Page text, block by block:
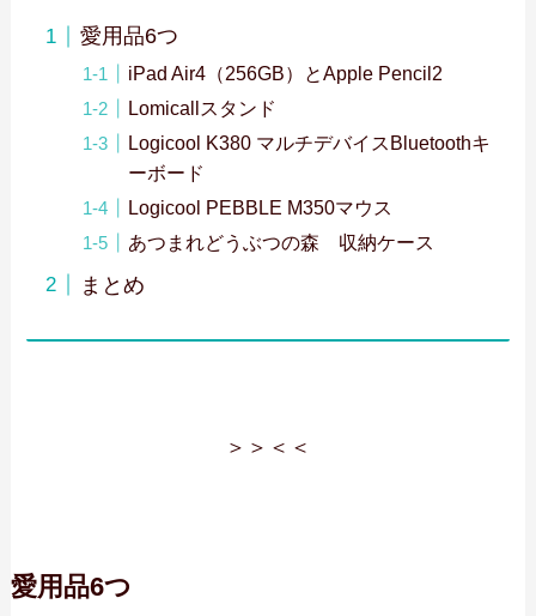
愛用品6つ
iPad Air4（256GB）とApple Pencil2
Lomicallスタンド
Logicool K380 マルチデバイスBluetoothキ
ーボード
Logicool PEBBLE M350マウス
あつまれどうぶつの森 収納ケース
まとめ
＞＞ ＜＜
愛用品6つ